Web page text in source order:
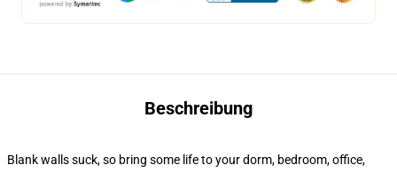
Beschreibung
Blank walls suck, so bring some life to your dorm, bedroom, office,